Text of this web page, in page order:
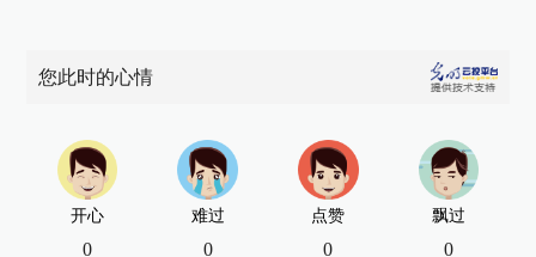
您此时的心情
开心
0
难过
0
点赞
0
飘过
0